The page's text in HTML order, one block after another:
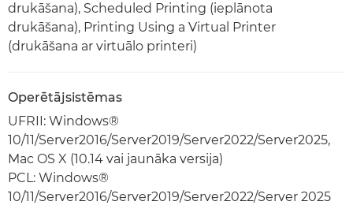
drukāšana), Scheduled Printing (ieplānota
drukāšana), Printing Using a Virtual Printer
(drukāšana ar virtuālo printeri)
Operētājsistēmas
UFRII: Windows®
10/11/Server2016/Server2019/Server2022/Server2025,
Mac OS X (10.14 vai jaunāka versija)
PCL: Windows®
10/11/Server2016/Server2019/Server2022/Server 2025